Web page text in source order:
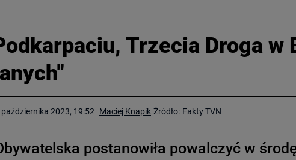
Trzecia Droga
października 2023, 19:52 Maciej Knapik Źródło: Fakty TVN
postanowiła powalczyć w